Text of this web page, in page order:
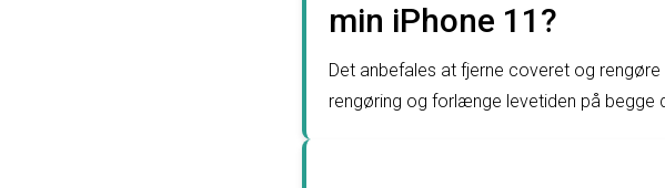
min iPhone 11?
Det anbefales at fjerne coveret og
rengøring og forlænge levetiden på begge